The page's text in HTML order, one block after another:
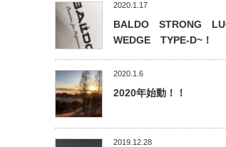
2020.1.17
BALDO STRONG
WEDGE TYPE-D~！
2020.1.6
2020年始動！！
2019.12.28